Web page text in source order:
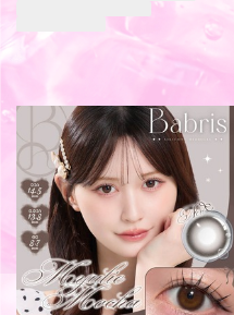
DIA 14.2mm
着色 13.7mm
±0.00〜-8.00
BC 8.6mm
まとめて割引
ポスト投函
￥1,760
デューリット シリコーン ハイドロゲ
ル／シリコン（Dewlit silicone
hydrogel）
ベージュデュー【回らない水光】
1ヶ月
1箱2枚入り
DIA 14.5mm
着色 13.6mm
±0.00〜-8.00
BC 8.7mm
まとめて割引
ポスト投函
￥1,980(税込)
エバーカラー シリコーン ハイドロゲ
ル／シリコン（EverColor silicone
hydrogel）
ナチュラルブラック
1ヶ月
1箱2枚入り
DIA 14.5mm
着色 13.8mm
±0.00〜-10.00
BC 8.7mm
ポスト投函